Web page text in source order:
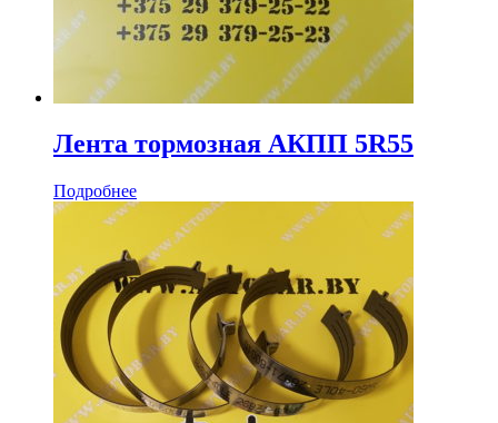
Лента тормозная АКПП 5R55
Подробнее